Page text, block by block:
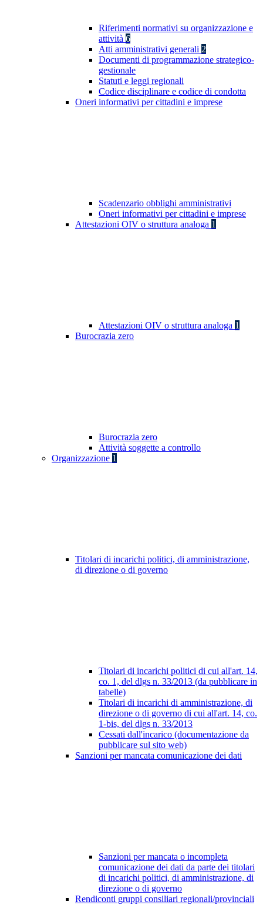
Riferimenti normativi su organizzazione e
attività 6
Atti amministrativi generali 2
Documenti di programmazione strategico-
gestionale
Statuti e leggi regionali
Codice disciplinare e codice di condotta
Oneri informativi per cittadini e imprese
Scadenzario obblighi amministrativi
Oneri informativi per cittadini e imprese
Attestazioni OIV o struttura analoga 1
Attestazioni OIV o struttura analoga 1
Burocrazia zero
Burocrazia zero
Attività soggette a controllo
Organizzazione 1
Titolari di incarichi politici, di amministrazione,
di direzione o di governo
Titolari di incarichi politici di cui all'art. 14,
co. 1, del dlgs n. 33/2013 (da pubblicare in
tabelle)
Titolari di incarichi di amministrazione, di
direzione o di governo di cui all'art. 14, co.
1-bis, del dlgs n. 33/2013
Cessati dall'incarico (documentazione da
pubblicare sul sito web)
Sanzioni per mancata comunicazione dei dati
Sanzioni per mancata o incompleta
comunicazione dei dati da parte dei titolari
di incarichi politici, di amministrazione, di
direzione o di governo
Rendiconti gruppi consiliari regionali/provinciali